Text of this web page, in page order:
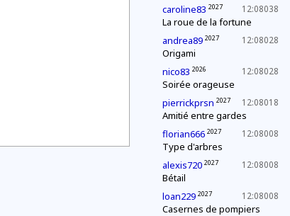
12:08038
caroline83 2027
La roue de la fortune
12:08028
andrea89 2027
Origami
12:08028
nico83 2026
Soirée orageuse
12:08018
pierrickprsn 2027
Amitié entre gardes
12:08008
florian666 2027
Type d'arbres
12:08008
alexis720 2027
Bétail
12:08008
loan229 2027
Casernes de pompiers